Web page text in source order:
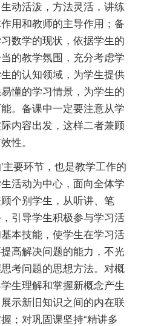
动活泼，方法灵活，讲练
用和教师的主导作用；备
数学的现状，依据学生的
的教学氛围，充分考虑学
的认知领域，为学生提供
懂的学习情景，为学生的
。备课中一定要注意从学
内容出发，这样二者兼顾
性。
要环节，也是教学工作的
活动为中心，面向全体学
个别学生，从听讲、笔
引导学生积极参与学习活
本技能，使学生在学习活
高解决问题的能力，不光
考问题的思想方法。对概
生理解和掌握新概念产生
示新旧知识之间的内在联
；对巩固课坚持“精讲多